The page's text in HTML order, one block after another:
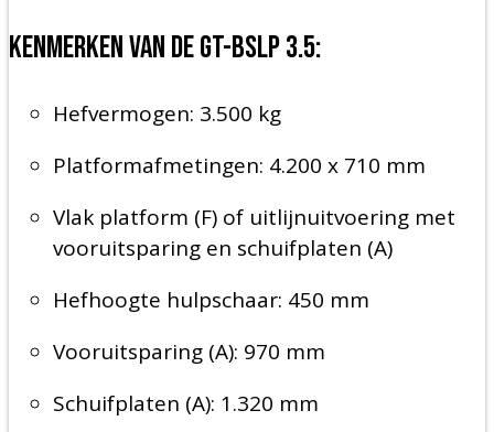
Kenmerken van de GT-BSLP 3.5:
Hefvermogen: 3.500 kg
Platformafmetingen: 4.200 x 710 mm
Vlak platform (F) of uitlijnuitvoering met
vooruitsparing en schuifplaten (A)
Hefhoogte hulpschaar: 450 mm
Vooruitsparing (A): 970 mm
Schuifplaten (A): 1.320 mm